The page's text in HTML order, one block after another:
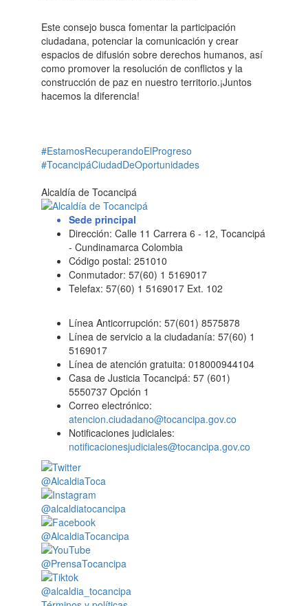
Este consejo busca fomentar la participación
ciudadana, potenciar la comunicación y crear
espacios de difusión sobre derechos humanos, así
como promover la resolución de conflictos y la
construcción de paz en nuestro territorio.¡Juntos
hacemos la diferencia!
#EstamosRecuperandoElProgreso
#TocancipáCiudadDeOportunidades
Alcaldía de Tocancipá
Sede principal
Dirección: Calle 11 Carrera 6 - 12, Tocancipá
- Cundinamarca Colombia
Código postal: 251010
Conmutador: 57(60) 1 5169017
Telefax: 57(60) 1 5169017 Ext. 102
Línea Anticorrupción: 57(601) 8575878
Línea de servicio a la ciudadanía: 57(60) 1
5169017
Línea de atención gratuita: 018000944104
Casa de Justicia Tocancipá: 57 (601)
5550737 Opción 1
Correo electrónico:
atencion.ciudadano@tocancipa.gov.co
Notificaciones judiciales:
notificacionesjudiciales@tocancipa.gov.co
@AlcaldiaToca
@alcaldiatocancipa
@AlcaldiaTocancipa
@PrensaTocancipa
@alcaldia_tocancipa